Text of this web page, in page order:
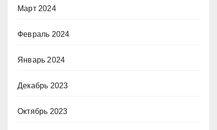
Март 2024
Февраль 2024
Январь 2024
Декабрь 2023
Октябрь 2023